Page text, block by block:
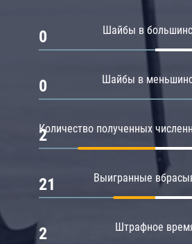
Шайбы в
0
Шайбы в
0
Количество полученных
2
Выигранные
21
Штрафное
2